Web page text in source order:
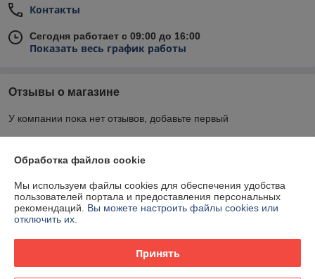
Контакты
Сегодня работает с 09:00 до 16:00
Показать весь график работы
Отзывы о магазине
У компании пока нет отзывов, добавьте первый
О нас
Контакты
Доставка и оплата
Обработка файлов cookie
Мы используем файлы cookies для обеспечения удобства
пользователей портала и предоставления персональных
рекомендаций. Вы можете настроить файлы cookies или
отключить их.
Принять